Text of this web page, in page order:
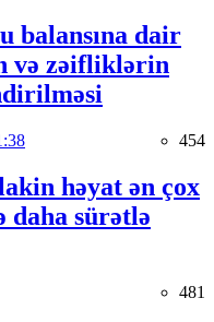
balansına dair
və zəifliklərin
454
həyat ən çox
daha sürətlə
481